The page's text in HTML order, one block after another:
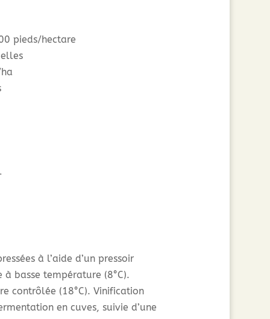
pieds/hectare
à l’aide d’un pressoir
basse température (8°C).
contrôlée (18°C). Vinification
en cuves, suivie d’une